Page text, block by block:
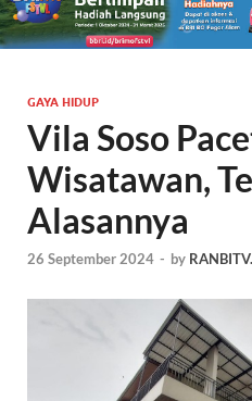
GAYA HIDUP
Vila Soso
Wisatawan,
Alasannya
26 September 2024 - by